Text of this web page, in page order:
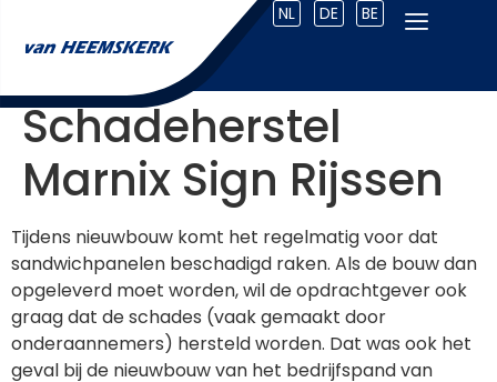
NL DE BE
Schadeherstel
Marnix Sign Rijssen
Tijdens nieuwbouw komt het regelmatig voor dat
sandwichpanelen beschadigd raken. Als de bouw dan
opgeleverd moet worden, wil de opdrachtgever ook
graag dat de schades (vaak gemaakt door
onderaannemers) hersteld worden. Dat was ook het
geval bij de nieuwbouw van het bedrijfspand van